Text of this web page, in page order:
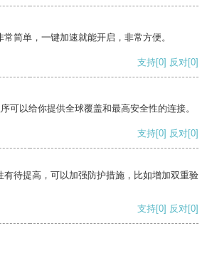
简单，一键加速就能开启，非常方便。
支持[0] 反对[0]
可以给你提供全球覆盖和最高安全性的连接。
支持[0] 反对[0]
有待提高，可以加强防护措施，比如增加双重验
支持[0] 反对[0]